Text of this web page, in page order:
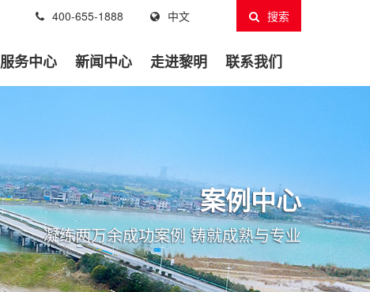
400-655-1888 中文 搜索
服务中心 新闻中心 走进黎明 联系我们
案例中心
凝练两万余成功案例 铸就成熟与专业